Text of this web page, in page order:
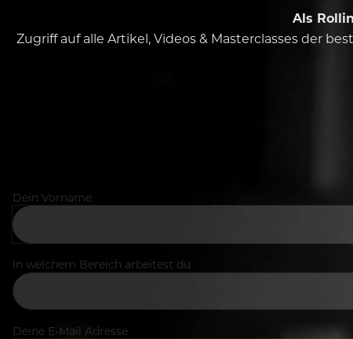
Als
Zugriff auf alle Artikel, Videos & Masterclasses der
Dein Vorname
In welchem Bereich arbeitest du
Deine E-Mail Adresse